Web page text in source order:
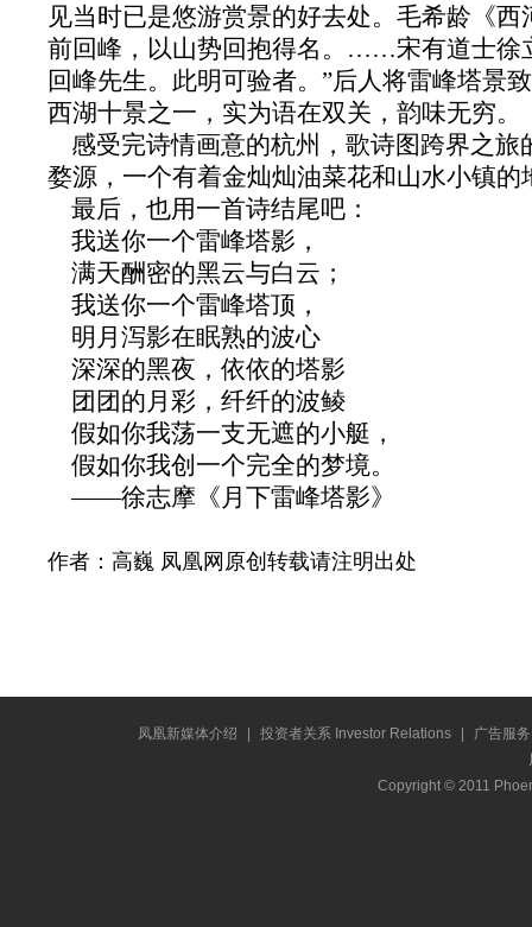
见当时已是悠游赏景的好去处。毛希龄《西
前回峰，以山势回抱得名。……宋有道士徐
回峰先生。此明可验者。”后人将雷峰塔景
西湖十景之一，实为语在双关，韵味无穷。
感受完诗情画意的杭州，歌诗图跨界之旅
婺源，一个有着金灿灿油菜花和山水小镇的
最后，也用一首诗结尾吧：
我送你一个雷峰塔影，
满天酬密的黑云与白云；
我送你一个雷峰塔顶，
明月泻影在眠熟的波心
深深的黑夜，依依的塔影
团团的月彩，纤纤的波鲮
假如你我荡一支无遮的小艇，
假如你我创一个完全的梦境。
——徐志摩《月下雷峰塔影》
作者：高巍 凤凰网原创转载请注明出处
凤凰新媒体介绍 投资者关系 Investor Relations
广告服务
Copyright © 2011